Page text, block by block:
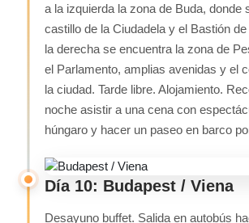
a la izquierda la zona de Buda, donde
castillo de la Ciudadela y el Bastión
la derecha se encuentra la zona de
el Parlamento, amplias avenidas y el
la ciudad. Tarde libre. Alojamiento.
noche asistir a una cena con
húngaro y hacer un paseo en barco
Día 10: Budapest / Viena
Desayuno buffet. Salida en autobús